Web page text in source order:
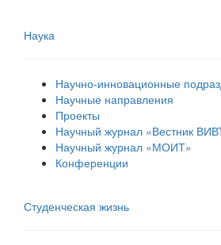
Наука
Научно-инновационные
Научные направления
Проекты
Научный журнал «Вестник
Научный журнал «МОИТ»
Конференции
Студенческая жизнь